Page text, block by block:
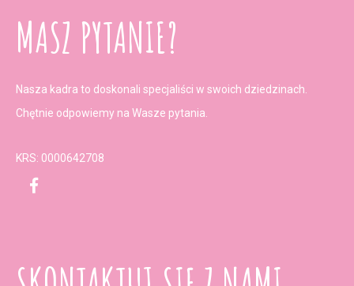
MASZ PYTANIE?
Nasza kadra to doskonali specjaliści w swoich dziedzinach.
Chętnie odpowiemy na Wasze pytania.
KRS: 0000642708